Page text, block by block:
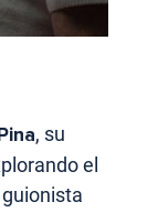
, su
el